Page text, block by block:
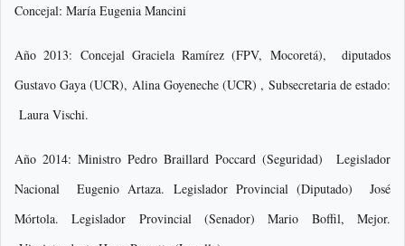
Concejal: María Eugenia Mancini
Año 2013: Concejal Graciela Ramírez (FPV, Mocoretá), diputados
Gustavo Gaya (UCR), Alina Goyeneche (UCR) , Subsecretaria de estado:
Laura Vischi.
Año 2014: Ministro Pedro Braillard Poccard (Seguridad) Legislador
Nacional Eugenio Artaza. Legislador Provincial (Diputado) José
Mórtola. Legislador Provincial (Senador) Mario Boffil, Mejor.